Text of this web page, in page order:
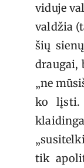
viduje
valdžia
šių
draugai,
„ne
ko lįsti.
tik